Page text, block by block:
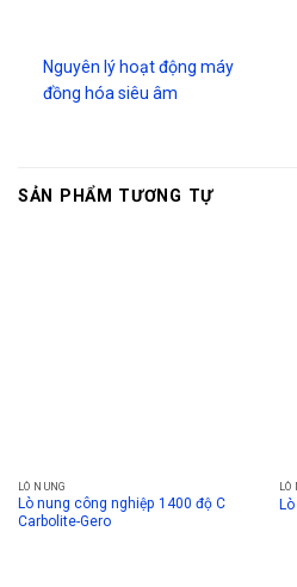
Nguyên lý hoạt động máy
đồng hóa siêu âm
SẢN PHẨM TƯƠNG TỰ
LÒ NUNG
Lò nung công nghiệp 1400 độ C
Carbolite-Gero